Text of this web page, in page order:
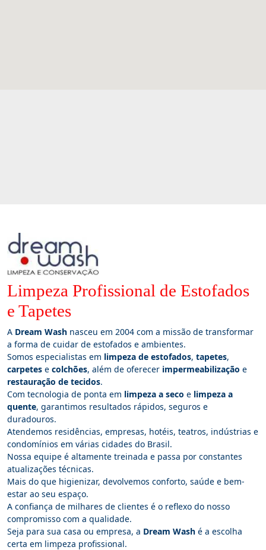
Limpeza Profissional de Estofados
e Tapetes
A Dream Wash nasceu em 2004 com a missão de transformar
a forma de cuidar de estofados e ambientes.
Somos especialistas em limpeza de estofados, tapetes,
carpetes e colchões, além de oferecer impermeabilização e
restauração de tecidos.
Com tecnologia de ponta em limpeza a seco e limpeza a
quente, garantimos resultados rápidos, seguros e
duradouros.
Atendemos residências, empresas, hotéis, teatros, indústrias e
condomínios em várias cidades do Brasil.
Nossa equipe é altamente treinada e passa por constantes
atualizações técnicas.
Mais do que higienizar, devolvemos conforto, saúde e bem-
estar ao seu espaço.
A confiança de milhares de clientes é o reflexo do nosso
compromisso com a qualidade.
Seja para sua casa ou empresa, a Dream Wash é a escolha
certa em limpeza profissional.